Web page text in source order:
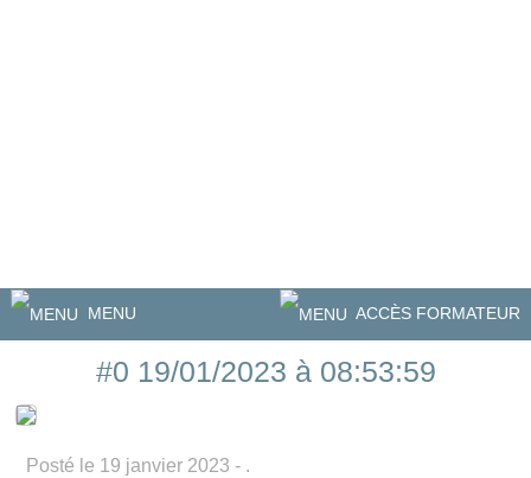
MENU ACCÈS FORMATEUR
#0 19/01/2023 à 08:53:59
Posté le 19 janvier 2023 - .